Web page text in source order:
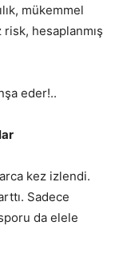
mükemmel
hesaplanmış
eder!..
kez izlendi.
Sadece
da elele